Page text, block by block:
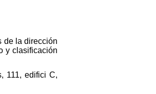
de la dirección
y clasificación
111, edifici C,